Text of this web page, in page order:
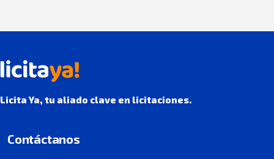
Licita Ya, tu aliado clave en licitaciones.
Contáctanos